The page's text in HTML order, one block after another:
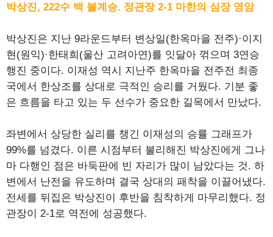
박상진, 222수 백 불계승. 정관장 2-1 마한의 심장 영암
박상진은 지난 9라운드부터 변상일(한옥마을 전주)·이지
현(원익)·한태희(울산 고려아연)를 잇달아 꺾으며 3연승
행진 중이다. 이재성 역시 지난주 한옥마을 전주전 최종
국에서 한상조를 상대로 극적인 승리를 거뒀다. 기분 좋
은 흐름을 타고 있는 두 선수가 중요한 길목에서 만났다.
좌변에서 상당한 실리를 챙긴 이재성의 승률 그래프가
99%를 넘겼다. 이른 시점부터 불리해진 박상진에게 그나
마 다행인 점은 바둑판에 빈 자리가 많이 남았다는 것. 하
변에서 난전을 유도하며 결국 상대의 패착을 이끌어냈다.
전세를 뒤집은 박상진이 후반을 침착하게 마무리했다. 정
관장이 2-1로 역전에 성공했다.